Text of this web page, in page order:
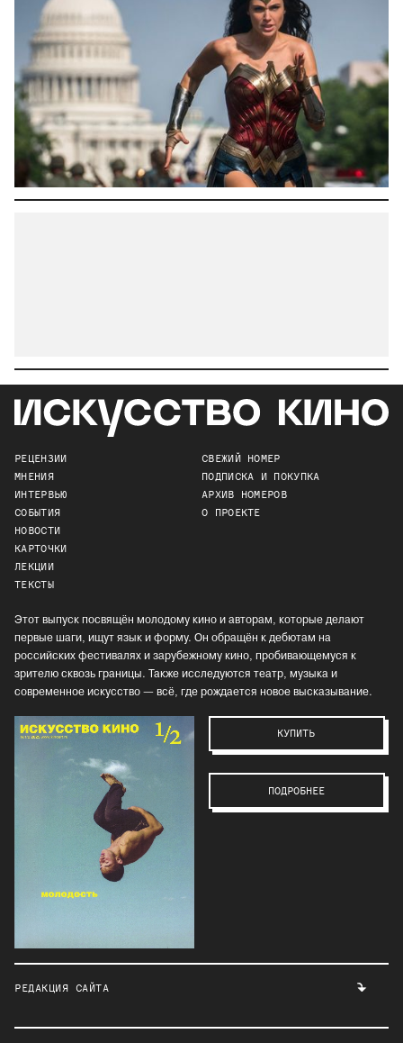
РЕЦЕНЗИИ
МНЕНИЯ
ИНТЕРВЬЮ
СОБЫТИЯ
НОВОСТИ
КАРТОЧКИ
ЛЕКЦИИ
ТЕКСТЫ
СВЕЖИЙ НОМЕР
ПОДПИСКА И ПОКУПКА
АРХИВ НОМЕРОВ
О ПРОЕКТЕ
Этот выпуск посвящён молодому кино и авторам, которые делают
первые шаги, ищут язык и форму. Он обращён к дебютам на
российских фестивалях и зарубежному кино, пробивающемуся к
зрителю сквозь границы. Также исследуются театр, музыка и
современное искусство — всё, где рождается новое высказывание.
КУПИТЬ
ПОДРОБНЕЕ
РЕДАКЦИЯ САЙТА